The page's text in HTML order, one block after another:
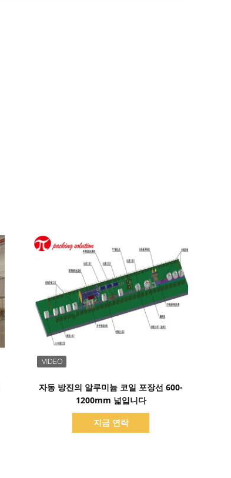
자동 방진의 알루미늄 코일 포장선 600-
1200mm 넓입니다
지금 연락